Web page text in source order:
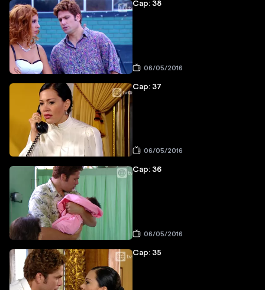
Cap: 38
06/05/2016
Cap: 37
06/05/2016
Cap: 36
06/05/2016
Cap: 35